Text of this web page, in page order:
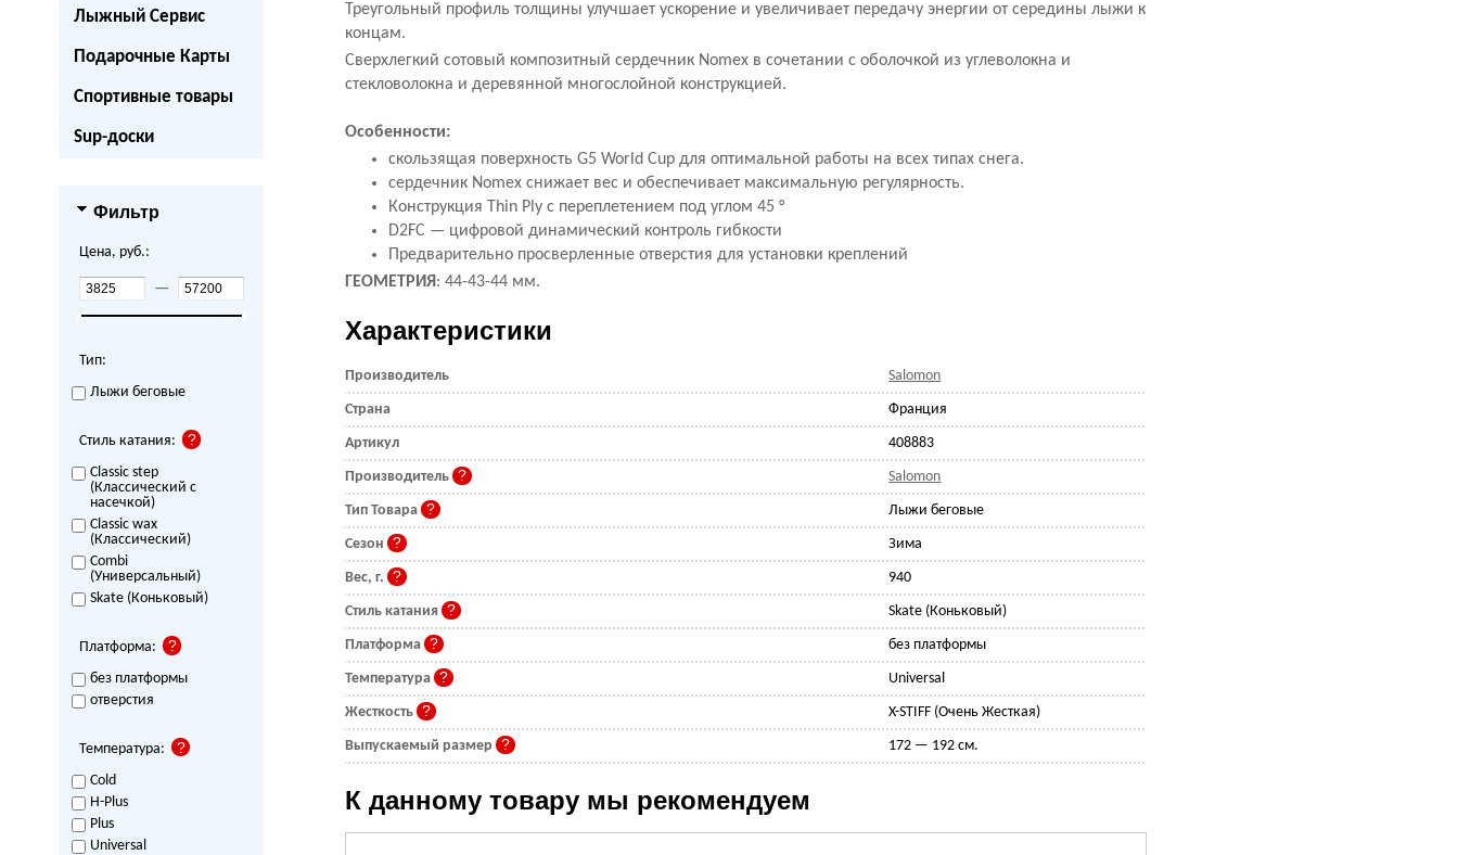
Лыжный Сервис
Подарочные Карты
Спортивные товары
Sup-доски
Фильтр
Цена, руб.:
—
Тип:
Лыжи беговые
Стиль катания:
Classic step
(Классический с
насечкой)
Classic wax
(Классический)
Combi
(Универсальный)
Skate (Коньковый)
Платформа:
без платформы
отверстия
Температура:
Cold
H-Plus
Plus
Universal
Треугольный профиль толщины улучшает ускорение и увеличивает передачу энергии от середины лыжи к
концам.
Сверхлегкий сотовый композитный сердечник Nomex в сочетании с оболочкой из углеволокна и
стекловолокна и деревянной многослойной конструкцией.
Особенности:
скользящая поверхность G5World Cup для оптимальной работы на всех типах снега.
сердечник Nomex снижает вес и обеспечивает максимальную регулярность.
Конструкция Thin Ply с переплетением под углом 45 °
D2FC — цифровой динамический контроль гибкости
Предварительно просверленные отверстия для установки креплений
ГЕОМЕТРИЯ: 44-43-44 мм.
Характеристики
Производитель Salomon
Страна Франция
Артикул 408883
Производитель Salomon
Тип Товара Лыжи беговые
Сезон Зима
Вес, г. 940
Стиль катания Skate (Коньковый)
Платформа без платформы
Температура Universal
Жесткость X-STIFF (Очень Жесткая)
Выпускаемый размер 172 — 192 см.
К данному товару мы рекомендуем